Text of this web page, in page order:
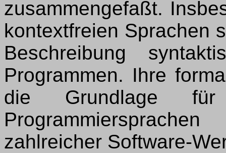
zusammengefaßt.
kontextfreien Sprachen
Beschreibung
Programmen. Ihre
die Grundlage
zahlreicher Software-